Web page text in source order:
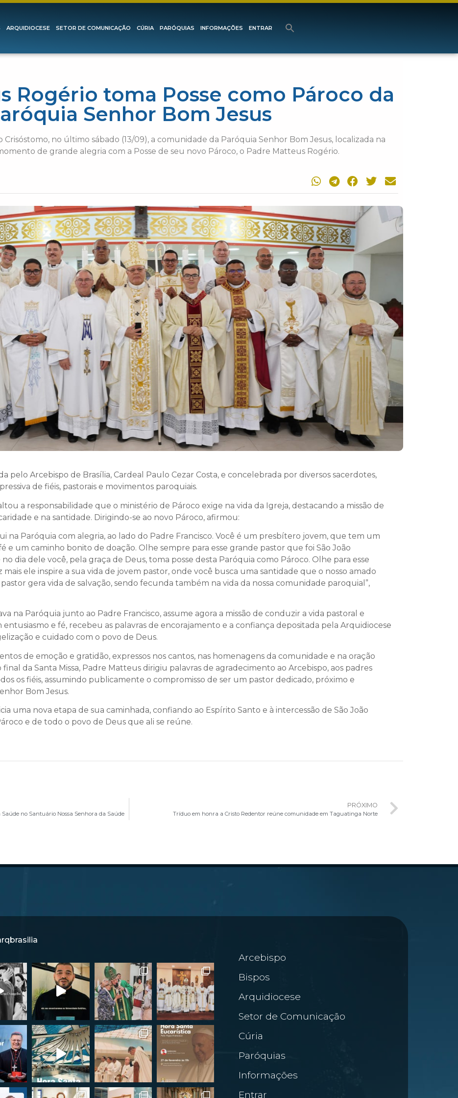
ARQUIDIOCESE SETOR DE COMUNICAÇÃO CÚRIA PARÓQUIAS INFORMAÇÕES ENTRAR
Rogério toma Posse como Pároco da
Senhor Bom Jesus
Crisóstomo, no último sábado (13/09), a comunidade da Paróquia Senhor Bom Jesus, localizada na
de grande alegria com a Posse de seu novo Pároco, o Padre Matteus Rogério.
pelo Arcebispo de Brasília, Cardeal Paulo Cezar Costa, e concelebrada por diversos sacerdotes,
de fiéis, pastorais e movimentos paroquiais.
a responsabilidade que o ministério de Pároco exige na vida da Igreja, destacando a missão de
e na santidade. Dirigindo-se ao novo Pároco, afirmou:
na Paróquia com alegria, ao lado do Padre Francisco. Você é um presbítero jovem, que tem um
e um caminho bonito de doação. Olhe sempre para esse grande pastor que foi São João
dia dele você, pela graça de Deus, toma posse desta Paróquia como Pároco. Olhe para esse
ele inspire a sua vida de jovem pastor, onde você busca uma santidade que o nosso amado
gera vida de salvação, sendo fecunda também na vida da nossa comunidade paroquial”,
na Paróquia junto ao Padre Francisco, assume agora a missão de conduzir a vida pastoral e
e fé, recebeu as palavras de encorajamento e a confiança depositada pela Arquidiocese
e cuidado com o povo de Deus.
de emoção e gratidão, expressos nos cantos, nas homenagens da comunidade e na oração
da Santa Missa, Padre Matteus dirigiu palavras de agradecimento ao Arcebispo, aos padres
os fiéis, assumindo publicamente o compromisso de ser um pastor dedicado, próximo e
Bom Jesus.
uma nova etapa de sua caminhada, confiando ao Espírito Santo e à intercessão de São João
e de todo o povo de Deus que ali se reúne.
no Santuário Nossa Senhora da Saúde
PRÓXIMO
Tríduo em honra a Cristo Redentor reúne comunidade em Taguatinga Norte
Arcebispo
Bispos
Arquidiocese
Setor de Comunicação
Cúria
Paróquias
Informações
Entrar